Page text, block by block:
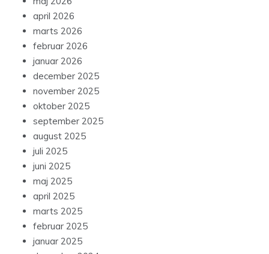
april 2026
marts 2026
februar 2026
januar 2026
december 2025
november 2025
oktober 2025
september 2025
august 2025
juli 2025
juni 2025
maj 2025
april 2025
marts 2025
februar 2025
januar 2025